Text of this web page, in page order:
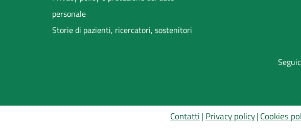
personale
Storie di pazienti, ricercatori, sostenitori
Contatti Privacy policy Cookies